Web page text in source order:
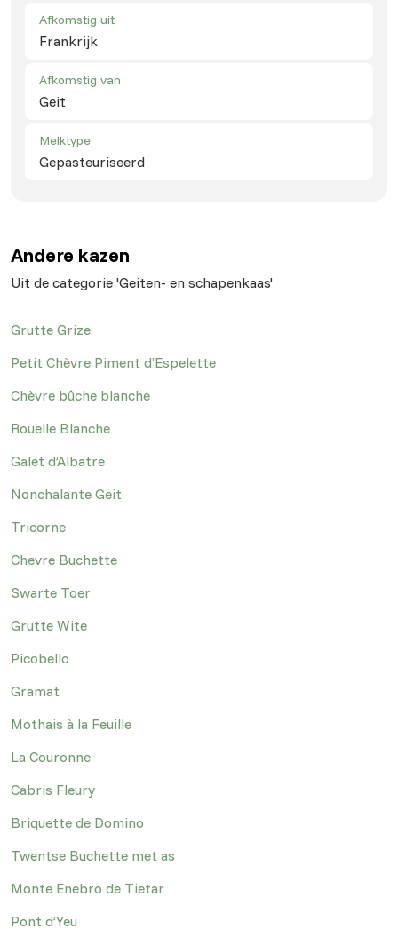
Afkomstig uit
Frankrijk
Afkomstig van
Geit
Melktype
Gepasteuriseerd
Andere kazen
Uit de categorie 'Geiten- en schapenkaas'
Grutte Grize
Petit Chèvre Piment d’Espelette
Chèvre bûche blanche
Rouelle Blanche
Galet d’Albatre
Nonchalante Geit
Tricorne
Chevre Buchette
Swarte Toer
Grutte Wite
Picobello
Gramat
Mothais à la Feuille
La Couronne
Cabris Fleury
Briquette de Domino
Twentse Buchette met as
Monte Enebro de Tietar
Pont d’Yeu